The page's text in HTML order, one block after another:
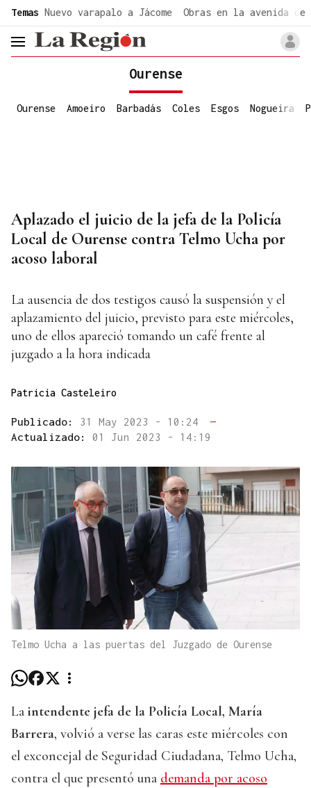
Temas Nuevo varapalo a Jácome Obras en la avenida de
header.menu.open
Ourense
Ourense Amoeiro Barbadás Coles Esgos Nogueira
Aplazado el juicio de la jefa de la Policía
Local de Ourense contra Telmo Ucha por
acoso laboral
La ausencia de dos testigos causó la suspensión y el
aplazamiento del juicio, previsto para este miércoles,
uno de ellos apareció tomando un café frente al
juzgado a la hora indicada
Patricia Casteleiro
Publicado: 31 May 2023 - 10:24
—
Actualizado: 01 Jun 2023 - 14:19
Telmo Ucha a las puertas del Juzgado de Ourense
La intendente jefa de la Policía Local, María
Barrera, volvió a verse las caras este miércoles con
el exconcejal de Seguridad Ciudadana, Telmo Ucha,
contra el que presentó una demanda por acoso